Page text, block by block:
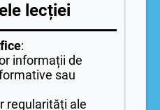
lecției
:
informații de
sau
regularități ale